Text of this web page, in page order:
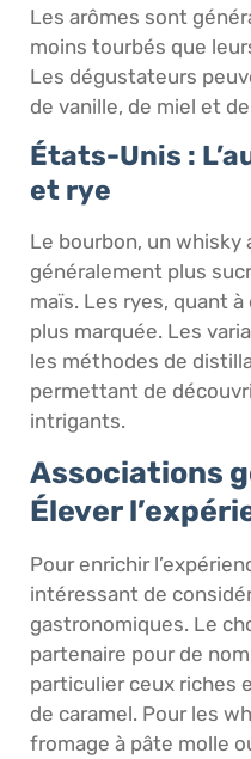
Les arômes sont
moins tourbés que
Les dégustateurs
de vanille, de miel et
États-Unis :
et rye
Le bourbon, un whisky
généralement plus
maïs. Les ryes, quant
plus marquée. Les
les méthodes de
permettant de
intrigants.
Associations
Élever
Pour enrichir
intéressant de
gastronomiques. Le
partenaire pour de
particulier ceux riches
de caramel. Pour les
fromage à pâte molle